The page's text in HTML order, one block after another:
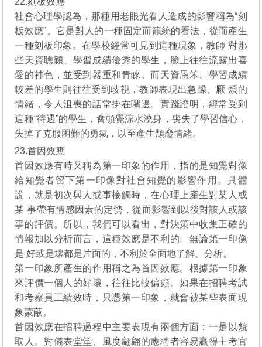
社會心理學認為，那種用老眼光看人造成的影響稱為“刻
板效應”。它是對人的一種固定而籠統的看法，從而產生
一種刻板印象。在學校經常可見到這種現象，教師 對那
些天資聰穎、學習成績優秀的學生，臉上往往流露出喜
愛的神色，並受到器重和青睞。而天資愚笨、學習成績
較差的學生則往往受到歧視，教師表現出急躁、厭 煩的
情緒，令人沮喪的話常掛在嘴邊。實踐證明，經常受到
這種“待遇”的學生，會頓覺涼水澆身，喪失了學習信心，
失掉了克服困難的勇氣，以至產生頹廢情緒。
23.首因效應
首因效應有時又稱為第一印象的作用，指的是知覺對像
給知覺者留下第一印像對社會知覺的影響作用。具體
說，就是初次與人或事接觸時，在心理上產生對某人或
某 事帶有情感因素的定勢，從而影響到以後對該人或該
事的評價。所以，我們可以看出，對決策中收集正確的
情報加以分析而言，這種效應是不利的。無論第一印像
是 好或是壞都是片面的，不利於全面地了解、分析。
第一印象所產生的作用稱之為首因效應。根據第一印象
來評價一個人的好壞，往往比較偏頗。如果在招聘考試
和考察員工績效時，只憑第一印象，就會被某些表面現
象蒙蔽。
首因效應在招聘過程中主要表現有兩個方面：一是以貌
取人。對儀表堂堂、風度翩翩的應聘者容易贏得主考官